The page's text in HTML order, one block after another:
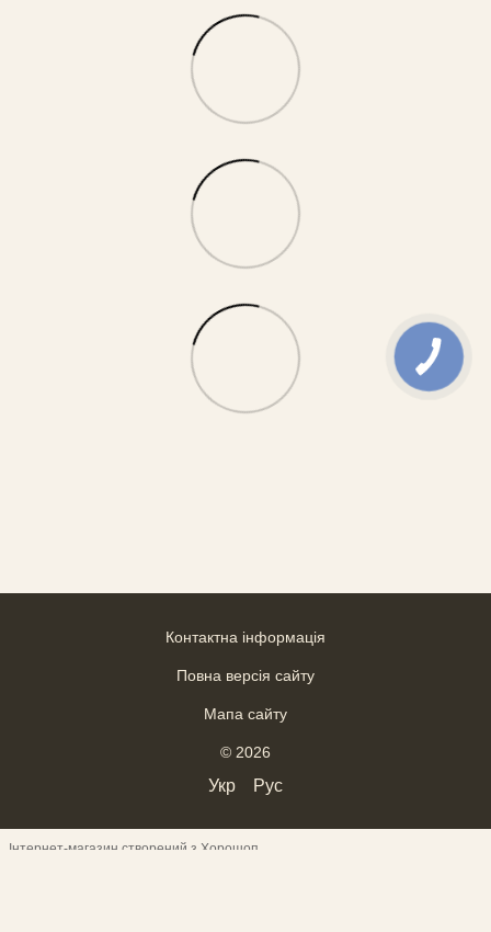
Контактна інформація
Повна версія сайту
Мапа сайту
© 2026
Укр Рус
Інтернет-магазин створений з Хорошоп